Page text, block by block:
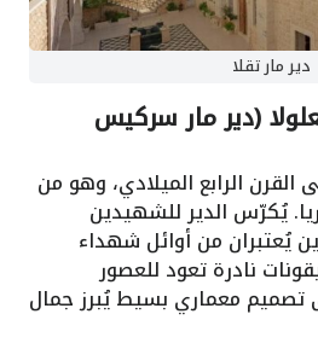
دير مار تقلا
(دير مار سركيس
القرن الرابع الميلادي، وهو من
يُكرّس الدير للشهيدين
يُعتبران من أوائل شهداء
نادرة تعود للعصور
تصميم معماري بسيط يُبرز جمال